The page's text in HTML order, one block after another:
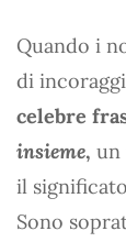
Quando i
di
celebre
insieme, un
il
Sono